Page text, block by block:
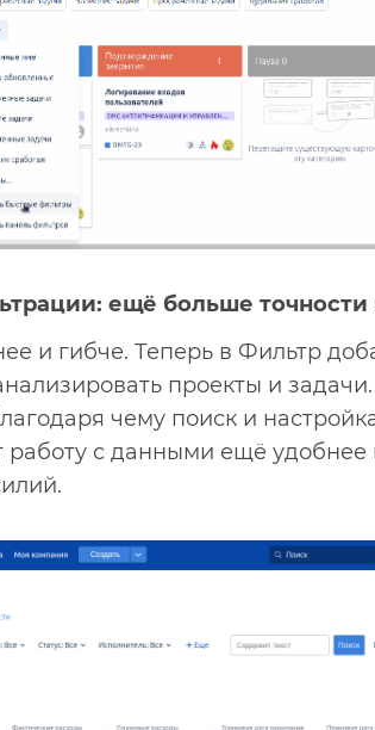
ещё больше точности
и гибче. Теперь в Фильтр
проекты и
чему поиск и
работу с данными ещё удобнее